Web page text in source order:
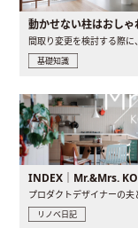
基礎知識
リノベ日記